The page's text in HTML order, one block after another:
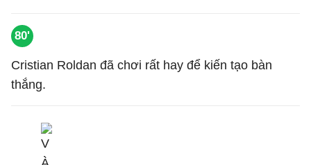
80'
Cristian Roldan đã chơi rất hay để kiến tạo bàn
thắng.